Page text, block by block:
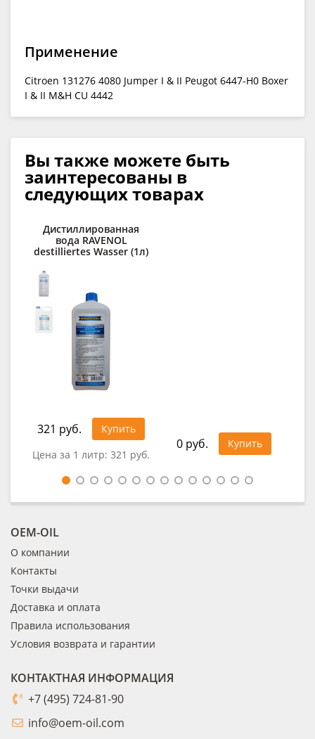
Применение
Citroen 131276 4080 Jumper I & II Peugot 6447-H0 Boxer
I & II M&H CU 4442
Вы также можете быть
заинтересованы в
следующих товарах
Дистиллированная
вода RAVENOL
destilliertes Wasser (1л)
321 руб.
Купить
Цена за 1 литр: 321 руб.
0 руб. Купить
OEM-OIL
О компании
Контакты
Точки выдачи
Доставка и оплата
Правила использования
Условия возврата и гарантии
КОНТАКТНАЯ ИНФОРМАЦИЯ
+7 (495) 724-81-90
info@oem-oil.com